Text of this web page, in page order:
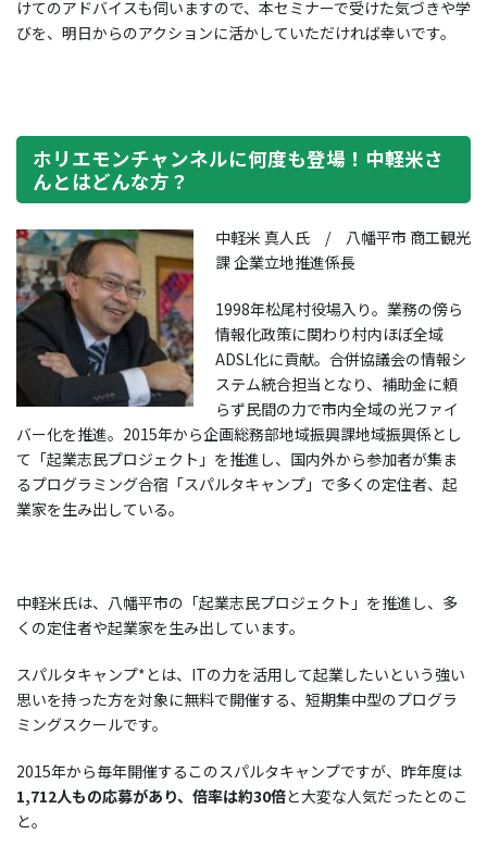
けてのアドバイスも伺いますので、本セミナーで受けた気づきや学
びを、明日からのアクションに活かしていただければ幸いです。
ホリエモンチャンネルに何度も登場！中軽米さ
んとはどんな方？
中軽米 真人氏 / 八幡平市 商工観光
課 企業立地推進係長
1998年松尾村役場入り。業務の傍ら
情報化政策に関わり村内ほぼ全域
ADSL化に貢献。合併協議会の情報シ
ステム統合担当となり、補助金に頼
らず民間の力で市内全域の光ファイ
バー化を推進。2015年から企画総務部地域振興課地域振興係とし
て「起業志民プロジェクト」を推進し、国内外から参加者が集ま
るプログラミング合宿「スパルタキャンプ」で多くの定住者、起
業家を生み出している。
中軽米氏は、八幡平市の「起業志民プロジェクト」を推進し、多
くの定住者や起業家を生み出しています。
スパルタキャンプ*とは、ITの力を活用して起業したいという強い
思いを持った方を対象に無料で開催する、短期集中型のプログラ
ミングスクールです。
2015年から毎年開催するこのスパルタキャンプですが、昨年度は
1,712人もの応募があり、倍率は約30倍と大変な人気だったとのこ
と。